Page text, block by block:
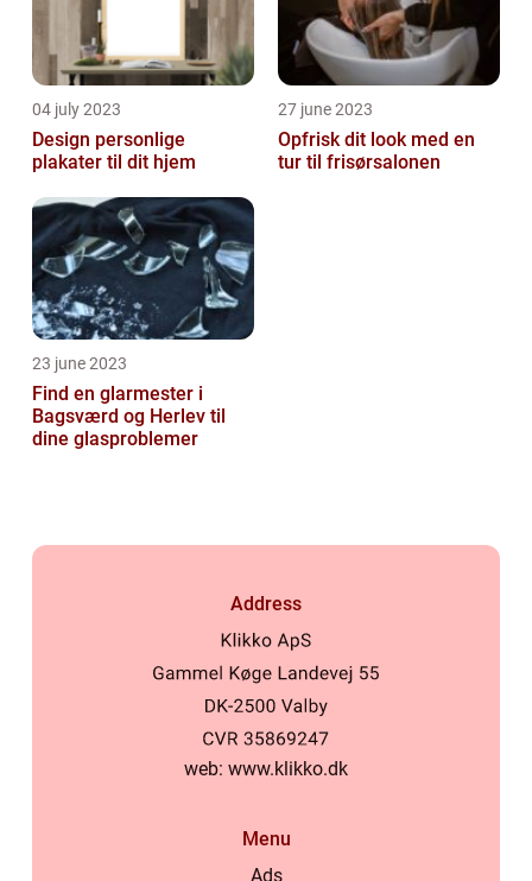
04 july 2023
Design personlige
plakater til dit hjem
27 june 2023
Opfrisk dit look med en
tur til frisørsalonen
23 june 2023
Find en glarmester i
Bagsværd og Herlev til
dine glasproblemer
Address
web: www.klikko.dk
Menu
Ads